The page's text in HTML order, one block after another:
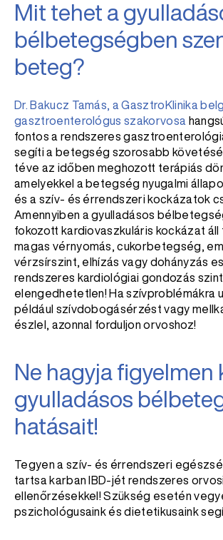
Mit tehet a
bélbetegségben
beteg?
Dr. Bakucz Tamás, a GasztroKlinika
gasztroenterológus szakorvosa
fontos a rendszeres
segíti a betegség szorosabb
téve az időben meghozott terápiás
amelyekkel a betegség nyugalmi
és a szív- és érrendszeri kockázatok
Amennyiben a gyulladásos
fokozott kardiovaszkuláris kockázat áll
magas vérnyomás, cukorbetegség,
vérzsírszint, elhízás vagy dohányzás
rendszeres kardiológiai gondozás
elengedhetetlen! Ha szívproblémákra
például szívdobogásérzést vagy
észlel, azonnal forduljon orvoshoz!
Ne hagyja figyelmen
gyulladásos
hatásait!
Tegyen a szív- és érrendszeri
tartsa karban IBD-jét rendszeres orvosi
ellenőrzésekkel! Szükség esetén
pszichológusaink és dietetikusaink